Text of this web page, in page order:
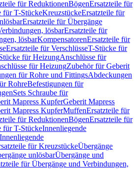
für ReduktionenBögenErsatzteile für
für T-StückeKreuzstückeErsatzteile für
Ersatzteile für Übergänge
lösbarErsatzteile für
lösbarKompensatorenErsatzteile für
Ersatzteile für VerschlüsseT-Stücke für
für HeizungAnschlüsse für
für HeizungZubehör für Geberit
für Rohre und FittingsAbdeckungen
RohreBefestigungen für
Sets Schraube für
Mapress KupferGeberit Mapress
Mapress KupferMuffenErsatzteile für
für ReduktionenBögenErsatzteile für
für T-StückeInnenliegende
für KreuzstückeÜbergänge
unlösbarÜbergänge und
für Übergänge und Verbindungen,